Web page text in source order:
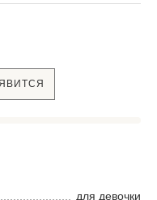
для девочки